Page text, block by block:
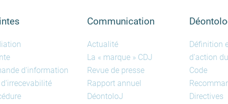
d'information
d'irrecevabilité
Communication
Actualité
La « marque » CDJ
Revue de presse
Rapport annuel
DéontoloJ
Définition
d'action
Code
Directives